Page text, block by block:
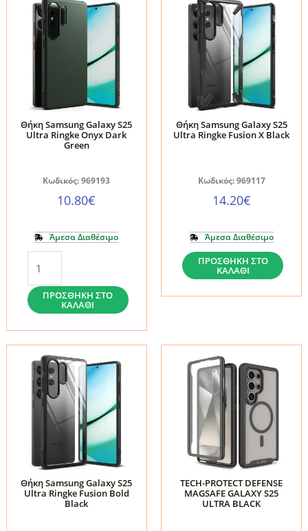
S25
ULTRA
BLACK
S25
ULTRA
STONE
ποσότητα
Θήκη Samsung Galaxy S25
Ultra Ringke Onyx Dark
Green
Κωδικός: 969193
10.80€
Άμεσα Διαθέσιμο
Galaxy
S25
Ultra
Ringke
Onyx
Dark
Green
ποσότητα
ΠΡΟΣΘΉΚΗ ΣΤΟ
ΚΑΛΆΘΙ
Θήκη Samsung Galaxy S25
Ultra Ringke Fusion X Black
Κωδικός: 969117
14.20€
Άμεσα Διαθέσιμο
Θήκη
Samsung
Galaxy
Ringke
Fusion
Black
ποσότητα
ΠΡΟΣΘΉΚΗ ΣΤΟ
ΚΑΛΆΘΙ
Θήκη Samsung Galaxy S25
Ultra Ringke Fusion Bold
Black
TECH-PROTECT DEFENSE
MAGSAFE GALAXY S25
ULTRA BLACK